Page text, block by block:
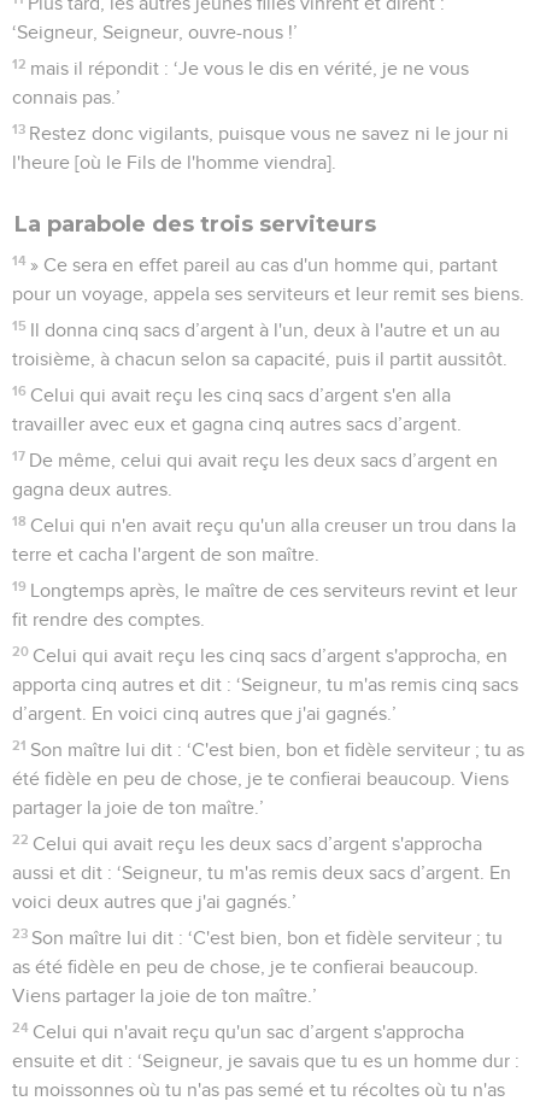
‘Seigneur, Seigneur, ouvre-nous !’
12 mais il répondit : ‘Je vous le dis en vérité, je ne vous
connais pas.’
13 Restez donc vigilants, puisque vous ne savez ni le jour ni
l'heure [où le Fils de l'homme viendra].
La parabole des trois serviteurs
14 » Ce sera en effet pareil au cas d'un homme qui, partant
pour un voyage, appela ses serviteurs et leur remit ses biens.
15 Il donna cinq sacs d’argent à l'un, deux à l'autre et un au
troisième, à chacun selon sa capacité, puis il partit aussitôt.
16 Celui qui avait reçu les cinq sacs d’argent s'en alla
travailler avec eux et gagna cinq autres sacs d’argent.
17 De même, celui qui avait reçu les deux sacs d’argent en
gagna deux autres.
18 Celui qui n'en avait reçu qu'un alla creuser un trou dans la
terre et cacha l'argent de son maître.
19 Longtemps après, le maître de ces serviteurs revint et leur
fit rendre des comptes.
20 Celui qui avait reçu les cinq sacs d’argent s'approcha, en
apporta cinq autres et dit : ‘Seigneur, tu m'as remis cinq sacs
d’argent. En voici cinq autres que j'ai gagnés.’
21 Son maître lui dit : ‘C'est bien, bon et fidèle serviteur ; tu as
été fidèle en peu de chose, je te confierai beaucoup. Viens
partager la joie de ton maître.’
22 Celui qui avait reçu les deux sacs d’argent s'approcha
aussi et dit : ‘Seigneur, tu m'as remis deux sacs d’argent. En
voici deux autres que j'ai gagnés.’
23 Son maître lui dit : ‘C'est bien, bon et fidèle serviteur ; tu
as été fidèle en peu de chose, je te confierai beaucoup.
Viens partager la joie de ton maître.’
24 Celui qui n'avait reçu qu'un sac d’argent s'approcha
ensuite et dit : ‘Seigneur, je savais que tu es un homme dur :
tu moissonnes où tu n'as pas semé et tu récoltes où tu n'as